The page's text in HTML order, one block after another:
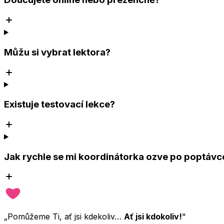
Můžu si vybrat lektora?
Existuje testovací lekce?
Jak rychle se mi koordinátorka ozve po
„Pomůžeme Ti, ať jsi kdekoliv… Ať jsi kdokoliv!"